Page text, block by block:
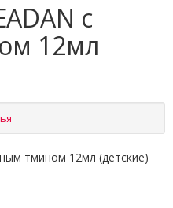
с
12мл